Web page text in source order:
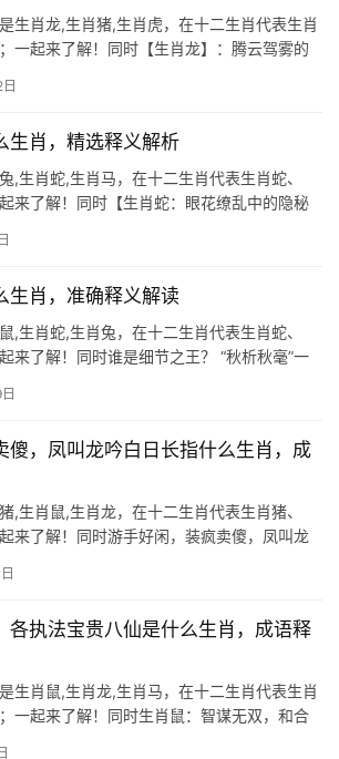
生肖龙,生肖猪,生肖虎，在十二生肖代表生肖
一起来了解！同时【生肖龙】：腾云驾雾的
加持，项目推进极为顺利，尤其29岁至51岁
生肖，精选释义解析
,生肖蛇,生肖马，在十二生肖代表生肖蛇、
来了解！同时【生肖蛇：眼花缭乱中的隐秘
，蛇年出生者（尤其2026年逢“天乙贵人”入
生肖，准确释义解读
,生肖蛇,生肖兔，在十二生肖代表生肖蛇、
来了解！同时谁是细节之王？ “秋析秋毫”一
肖蛇最为契合，蛇类天生敏感，行动前必先
傻，凤叫龙吟白日长指什么生肖，成
,生肖鼠,生肖龙，在十二生肖代表生肖猪、
来了解！同时游手好闲，装疯卖傻，凤叫龙
之人，而“凤叫龙吟白日长”则暗藏尊贵与机
各执法宝贵八仙是什么生肖，成语释
生肖鼠,生肖龙,生肖马，在十二生肖代表生肖
一起来了解！同时生肖鼠：智谋无双，和合